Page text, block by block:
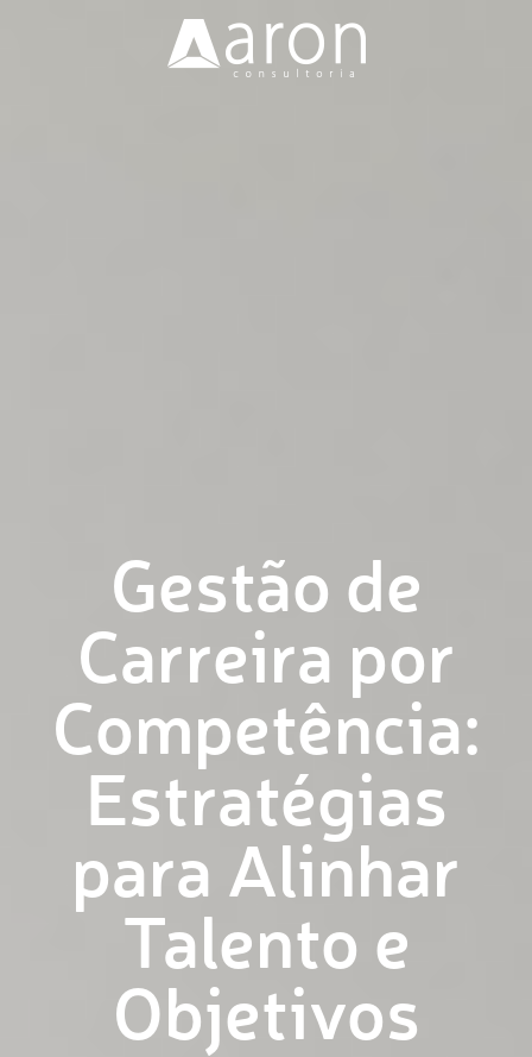
Nossa Missão
Gestão de
Carreira por
Competência:
Estratégias
para Alinhar
Talento e
Objetivos